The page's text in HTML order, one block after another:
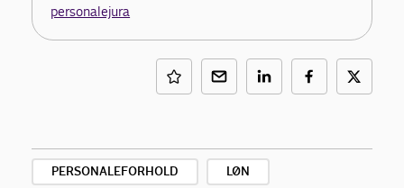
personalejura
PERSONALEFORHOLD LØN